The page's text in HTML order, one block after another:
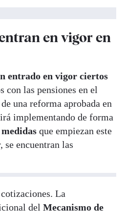
en vigor en
entrado en vigor ciertos
con las pensiones en el
una reforma aprobada en
implementando de forma
medidas que empiezan este
se encuentran las
La
del Mecanismo de